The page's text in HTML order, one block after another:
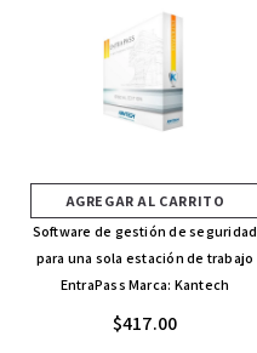
AGREGAR AL CARRITO
Software de gestión de seguridad
para una sola estación de trabajo
EntraPass Marca: Kantech
$417.00